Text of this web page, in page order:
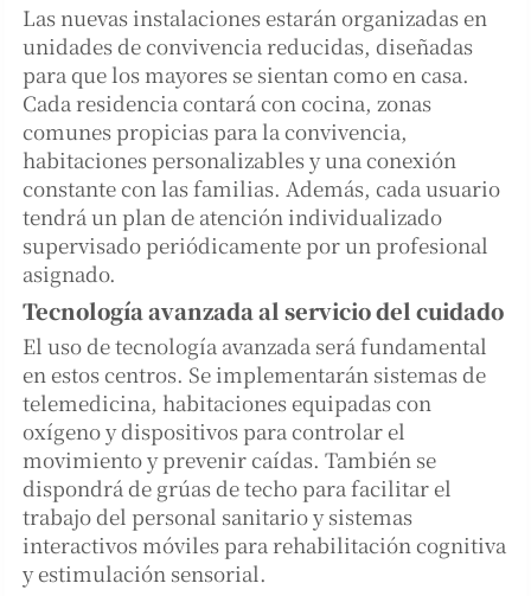
Las nuevas instalaciones estarán organizadas en
unidades de convivencia reducidas, diseñadas
para que los mayores se sientan como en casa.
Cada residencia contará con cocina, zonas
comunes propicias para la convivencia,
habitaciones personalizables y una conexión
constante con las familias. Además, cada usuario
tendrá un plan de atención individualizado
supervisado periódicamente por un profesional
asignado.
Tecnología avanzada al servicio del cuidado
El uso de tecnología avanzada será fundamental
en estos centros. Se implementarán sistemas de
telemedicina, habitaciones equipadas con
oxígeno y dispositivos para controlar el
movimiento y prevenir caídas. También se
dispondrá de grúas de techo para facilitar el
trabajo del personal sanitario y sistemas
interactivos móviles para rehabilitación cognitiva
y estimulación sensorial.